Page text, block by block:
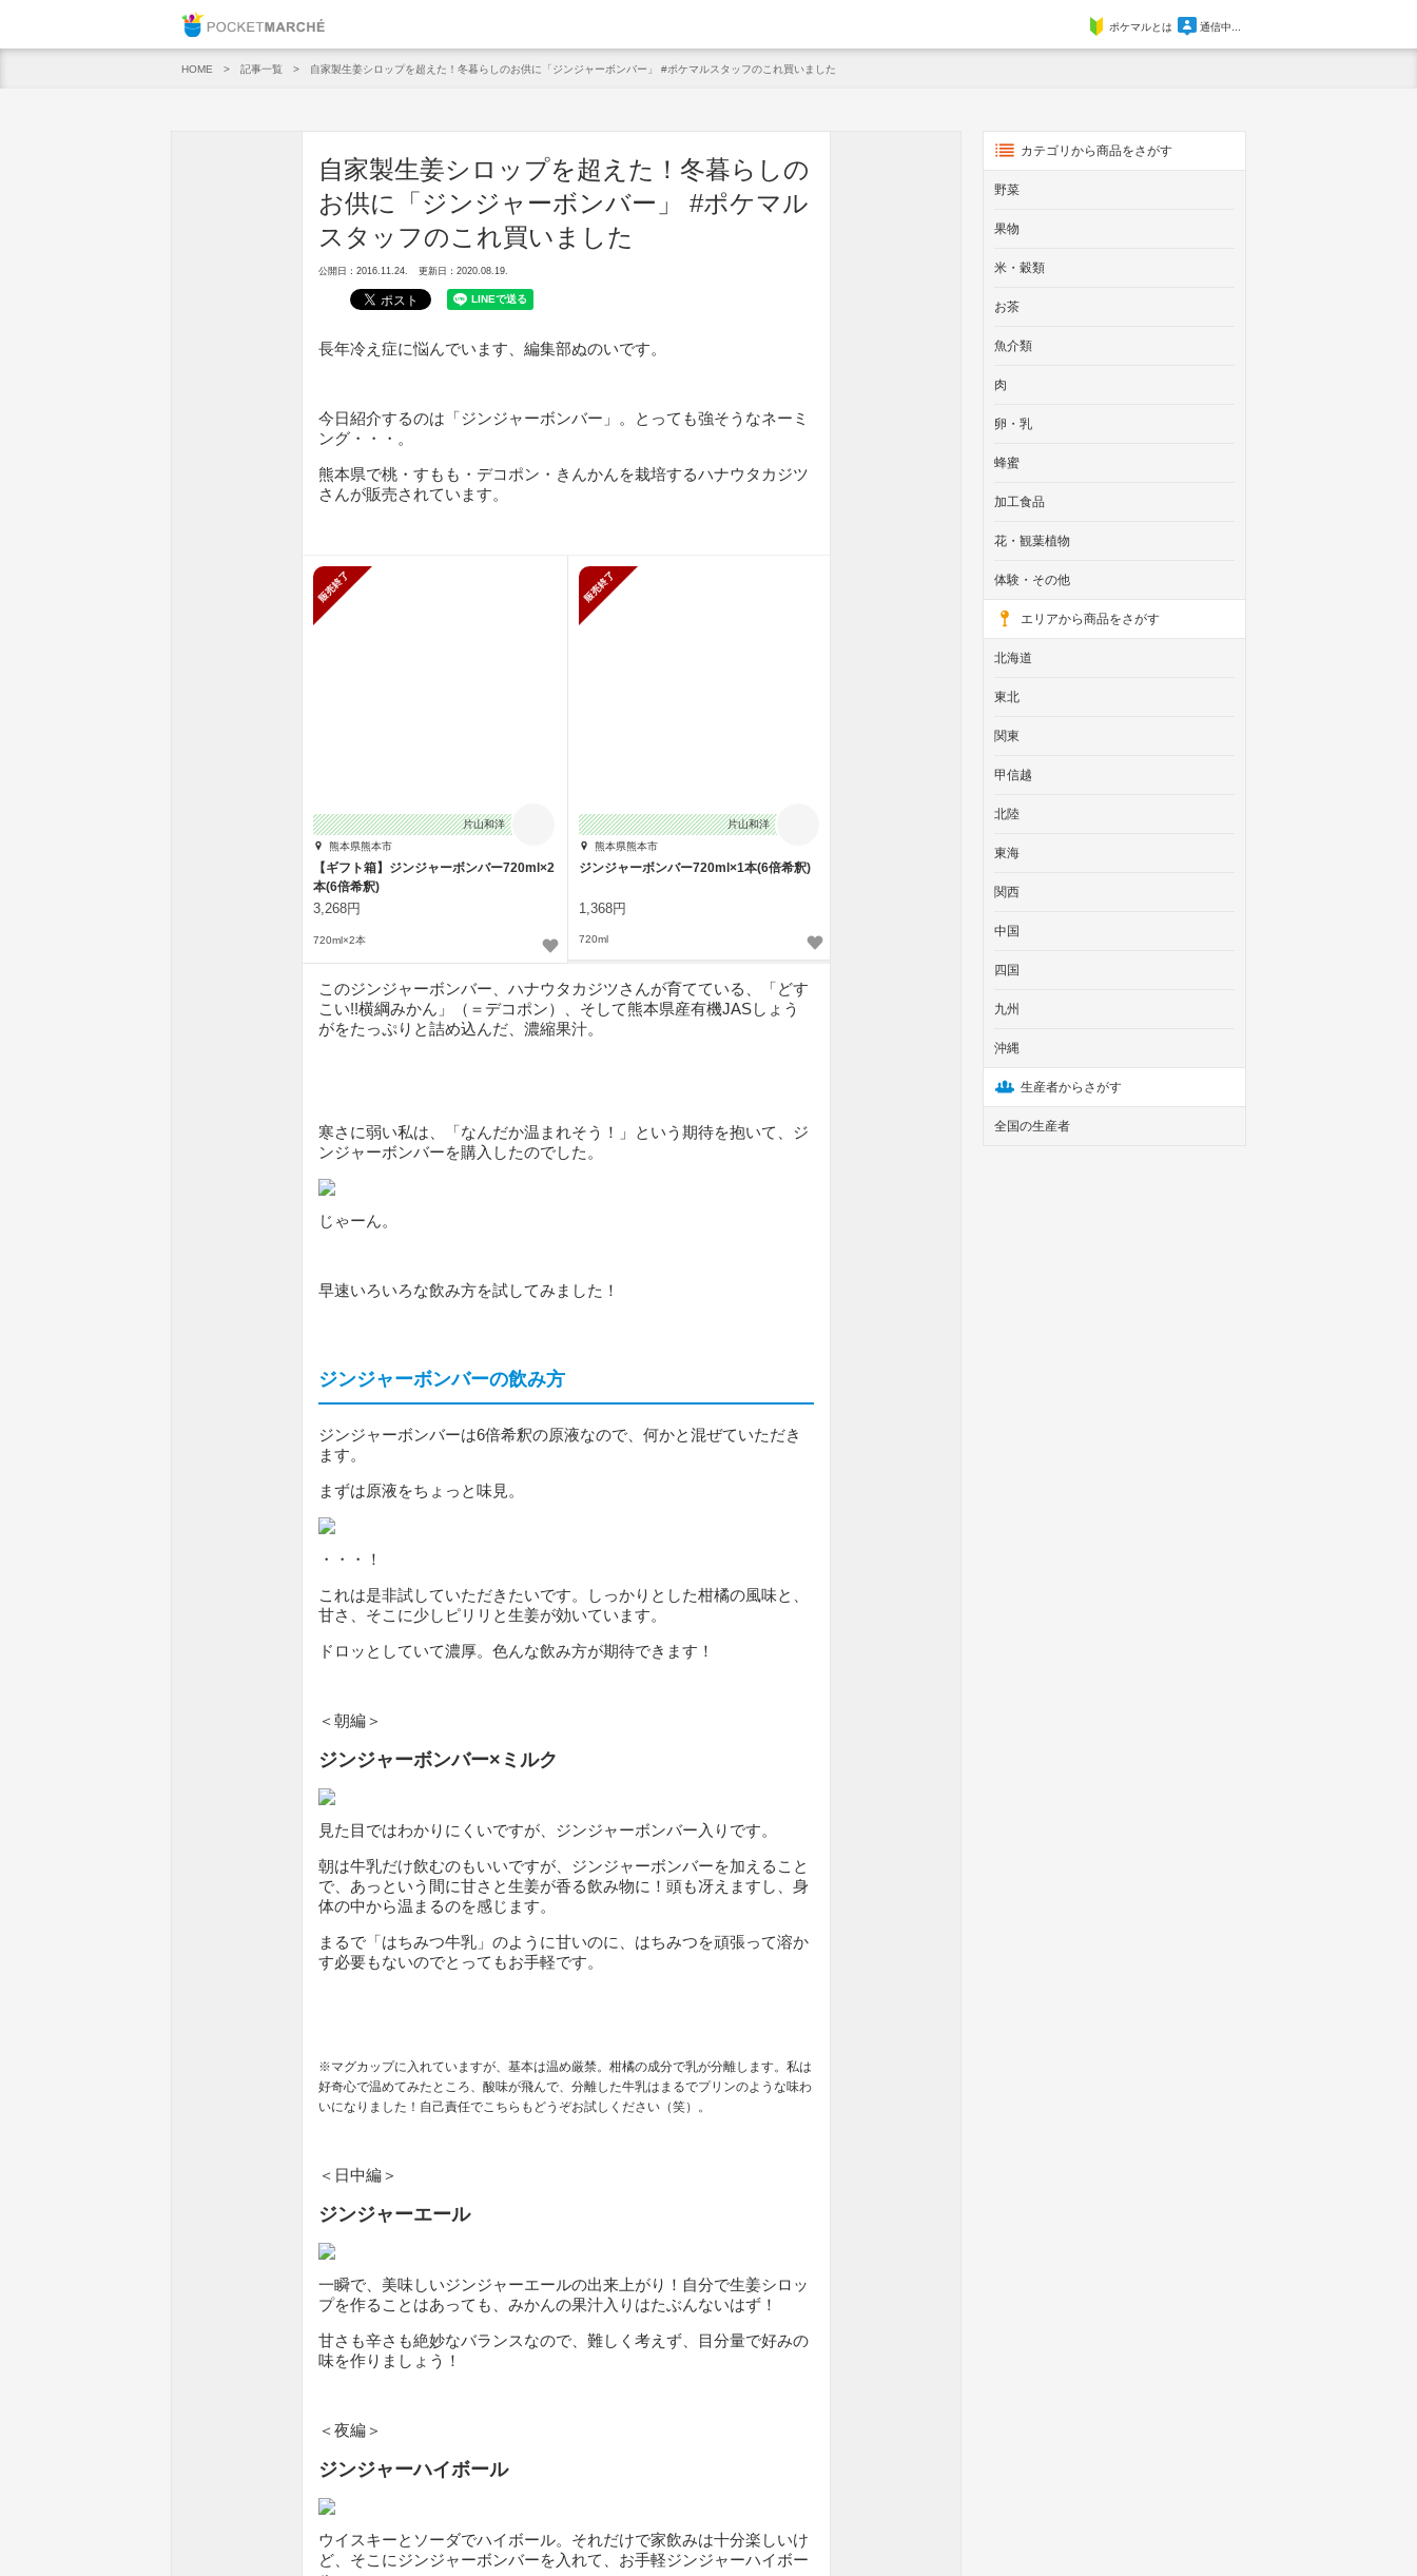
ポケマルとは 通信中...
HOME 記事一覧 自家製生姜シロップを超えた！冬暮らしのお供に「ジンジャーボンバー」 #ポケマルスタッフのこれ買いました
自家製生姜シロップを超えた！冬暮らしの
お供に「ジンジャーボンバー」 #ポケマル
スタッフのこれ買いました
公開日：2016.11.24. 更新日：2020.08.19.
長年冷え症に悩んでいます、編集部ぬのいです。
今日紹介するのは「ジンジャーボンバー」。とっても強そうなネーミ
ング・・・。
熊本県で桃・すもも・デコポン・きんかんを栽培するハナウタカジツ
さんが販売されています。
片山和洋
熊本県熊本市
【ギフト箱】ジンジャーボンバー720ml×2
本(6倍希釈)
3,268円
720ml×2本
片山和洋
熊本県熊本市
ジンジャーボンバー720ml×1本(6倍希釈)
1,368円
720ml
このジンジャーボンバー、ハナウタカジツさんが育てている、「どす
こい!!横綱みかん」（＝デコポン）、そして熊本県産有機JASしょう
がをたっぷりと詰め込んだ、濃縮果汁。
寒さに弱い私は、「なんだか温まれそう！」という期待を抱いて、ジ
ンジャーボンバーを購入したのでした。
じゃーん。
早速いろいろな飲み方を試してみました！
ジンジャーボンバーの飲み方
ジンジャーボンバーは6倍希釈の原液なので、何かと混ぜていただき
ます。
まずは原液をちょっと味見。
・・・！
これは是非試していただきたいです。しっかりとした柑橘の風味と、
甘さ、そこに少しピリリと生姜が効いています。
ドロッとしていて濃厚。色んな飲み方が期待できます！
＜朝編＞
ジンジャーボンバー×ミルク
見た目ではわかりにくいですが、ジンジャーボンバー入りです。
朝は牛乳だけ飲むのもいいですが、ジンジャーボンバーを加えること
で、あっという間に甘さと生姜が香る飲み物に！頭も冴えますし、身
体の中から温まるのを感じます。
まるで「はちみつ牛乳」のように甘いのに、はちみつを頑張って溶か
す必要もないのでとってもお手軽です。
※マグカップに入れていますが、基本は温め厳禁。柑橘の成分で乳が分離します。私は
好奇心で温めてみたところ、酸味が飛んで、分離した牛乳はまるでプリンのような味わ
いになりました！自己責任でこちらもどうぞお試しください（笑）。
＜日中編＞
ジンジャーエール
一瞬で、美味しいジンジャーエールの出来上がり！自分で生姜シロッ
プを作ることはあっても、みかんの果汁入りはたぶんないはず！
甘さも辛さも絶妙なバランスなので、難しく考えず、目分量で好みの
味を作りましょう！
＜夜編＞
ジンジャーハイボール
ウイスキーとソーダでハイボール。それだけで家飲みは十分楽しいけ
ど、そこにジンジャーボンバーを入れて、お手軽ジンジャーハイボー
カテゴリから商品をさがす
野菜
果物
米・穀類
お茶
魚介類
肉
卵・乳
蜂蜜
加工食品
花・観葉植物
体験・その他
エリアから商品をさがす
北海道
東北
関東
甲信越
北陸
東海
関西
中国
四国
九州
沖縄
生産者からさがす
全国の生産者